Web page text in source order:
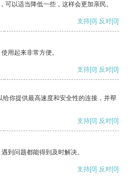
可以适当降低一些，这样会更加亲民。
支持[0] 反对[0]
用起来非常方便。
支持[0] 反对[0]
你提供最高速度和安全性的连接，并帮
支持[0] 反对[0]
到问题都能得到及时解决。
支持[0] 反对[0]